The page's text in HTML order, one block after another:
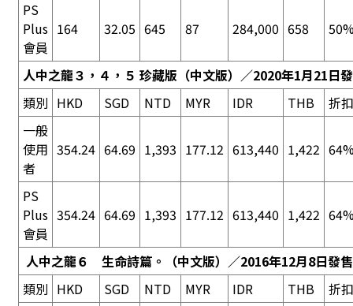
PS
Plus
會員
164 32.05 645 87 284,000 658
人中之龍３，４，５ 珍藏版（中文版）／2020年1月21日
類別 HKD SGD NTD MYR IDR THB
折
一般
使用
者
354.24 64.69 1,393 177.12 613,440 1,422
PS
Plus
會員
354.24 64.69 1,393 177.12 613,440 1,422
人中之龍６ 生命詩篇。
（中文版）／2016年12月8日發售
類別 HKD SGD NTD MYR IDR THB
折